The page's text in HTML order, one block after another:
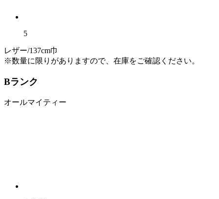
5
レザー/137cm巾
※数量に限りがありますので、在庫をご確認ください。
Bランク
オールマイティー